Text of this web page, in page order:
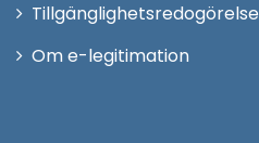
Tillgänglighetsredogörelse
Om e-legitimation